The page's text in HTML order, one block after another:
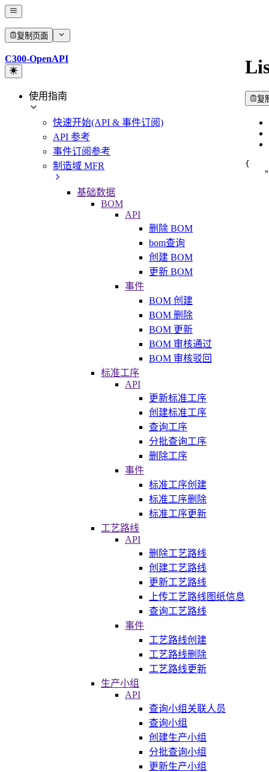
复制页面
C300-OpenAPI
使用指南
快速开始(API & 事件订阅)
API 参考
事件订阅参考
制造域 MFR
基础数据
BOM
API
删除 BOM
bom查询
创建 BOM
更新 BOM
事件
BOM 创建
BOM 删除
BOM 更新
BOM 审核通过
BOM 审核驳回
标准工序
API
更新标准工序
创建标准工序
查询工序
分批查询工序
删除工序
事件
标准工序创建
标准工序删除
标准工序更新
工艺路线
API
删除工艺路线
创建工艺路线
更新工艺路线
上传工艺路线图纸信息
查询工艺路线
事件
工艺路线创建
工艺路线删除
工艺路线更新
生产小组
API
查询小组关联人员
查询小组
创建生产小组
分批查询小组
更新生产小组
复
{